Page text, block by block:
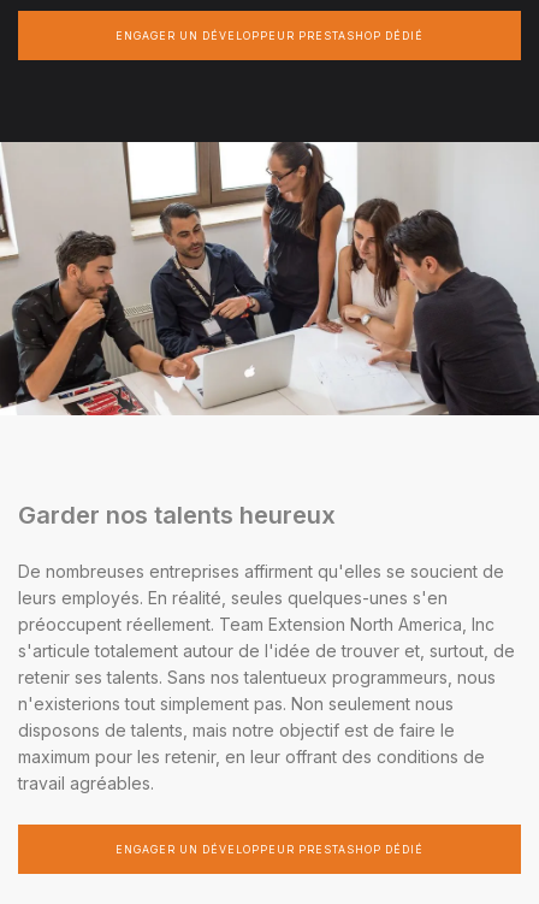
ENGAGER UN DÉVELOPPEUR PRESTASHOP DÉDIÉ
Garder nos talents heureux
De nombreuses entreprises affirment qu'elles se soucient de
leurs employés. En réalité, seules quelques-unes s'en
préoccupent réellement. Team Extension North America, Inc
s'articule totalement autour de l'idée de trouver et, surtout, de
retenir ses talents. Sans nos talentueux programmeurs, nous
n'existerions tout simplement pas. Non seulement nous
disposons de talents, mais notre objectif est de faire le
maximum pour les retenir, en leur offrant des conditions de
travail agréables.
ENGAGER UN DÉVELOPPEUR PRESTASHOP DÉDIÉ